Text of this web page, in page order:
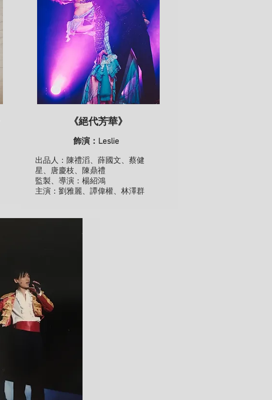
《絕代芳華》
飾演：Leslie
出品人：陳禮滔、薛國文、蔡健
星、唐慶枝、陳鼎禮
監製、導演：楊紹鴻
主演：劉雅麗、譚偉權、林澤群